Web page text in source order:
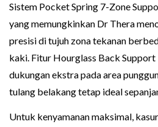
Sistem Pocket Spring 7-Zone
yang memungkinkan Dr Thera
presisi di tujuh zona tekanan
kaki. Fitur Hourglass Back
dukungan ekstra pada area
tulang belakang tetap ideal
Untuk kenyamanan maksimal,